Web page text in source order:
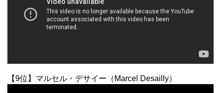
【9位】マルセル・デサイー（Marcel Desailly）